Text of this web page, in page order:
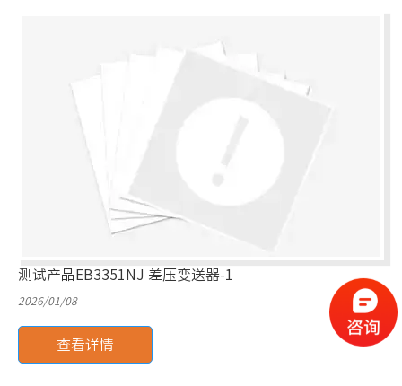
测试产品EB3351NJ 差压变送器-1
2026/01/08
查看详情